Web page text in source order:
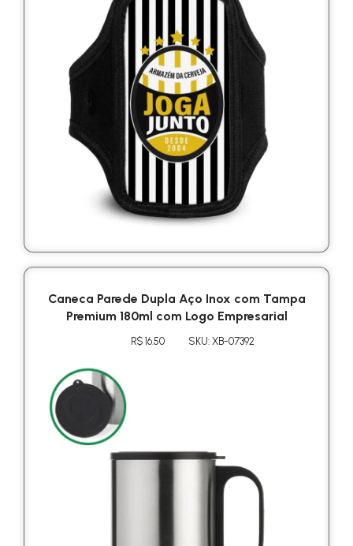
Caneca Parede Dupla Aço Inox com Tampa
Premium 180ml com Logo Empresarial
R$ 16.50 SKU: XB-07392